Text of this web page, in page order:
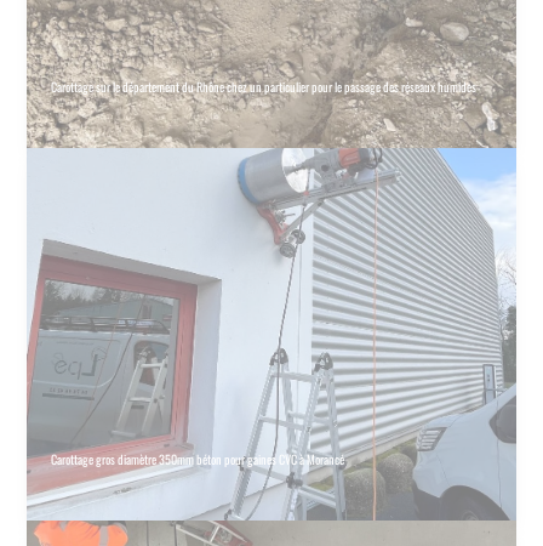
Carottage sur le département du Rhône chez un particulier pour le passage des réseaux humides
Carottage gros diamètre 350mm béton pour gaines CVC à Morancé